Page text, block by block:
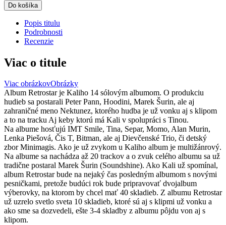
Do košíka
Popis titulu
Podrobnosti
Recenzie
Viac o titule
Viac obrázkovObrázky
Album Retrostar je Kaliho 14 sólovým albumom. O produkciu
hudieb sa postarali Peter Pann, Hoodini, Marek Šurin, ale aj
zahraničné meno Nektunez, ktorého hudba je už vonku aj s klipom
a to na tracku Aj keby ktorú má Kali v spolupráci s Tinou.
Na albume hosťujú IMT Smile, Tina, Separ, Momo, Alan Murin,
Lenka Piešová, Čis T, Bitman, ale aj Dievčenské Trio, či detský
zbor Minimagis. Ako je už zvykom u Kaliho album je multižánrový.
Na albume sa nachádza až 20 trackov a o zvuk celého albumu sa už
tradične postaral Marek Šurin (Soundshine). Ako Kali už spomínal,
album Retrostar bude na nejaký čas posledným albumom s novými
pesničkami, pretože budúci rok bude pripravovať dvojalbum
výberovky, na ktorom by chcel mať 40 skladieb. Z albumu Retrostar
už uzrelo svetlo sveta 10 skladieb, ktoré sú aj s klipmi už vonku a
ako sme sa dozvedeli, ešte 3-4 skladby z albumu pôjdu von aj s
klipom.